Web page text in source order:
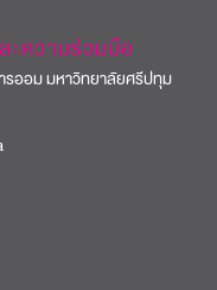
ะความร่วมมือ
ออม มหาวิทยาลัยศรีปทุม